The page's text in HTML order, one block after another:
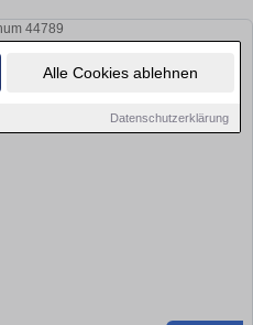
Alle Cookies ablehnen
Datenschutzerklärung